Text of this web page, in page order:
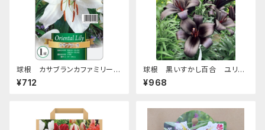
球根 カサブランカファミリー
ユリ【カサブランカ】ya [サイズ:
1球入り]
¥712
球根 黒いすかし百合 ユリ
【ブラックシップ】tk [サイズ: 2球
入り]
¥968